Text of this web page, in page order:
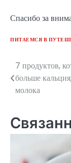
Спасибо за
ПИТАЕМСЯ В
по
7 продуктов,
больше
молока